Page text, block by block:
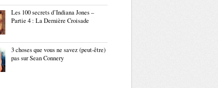
Les 100 secrets d’Indiana Jones –
Partie 4 : La Dernière Croisade
3 choses que vous ne savez (peut-être)
pas sur Sean Connery